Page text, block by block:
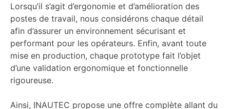
Lorsqu’il s’agit d’ergonomie et d’amélioration des
postes de travail, nous considérons chaque détail
afin d’assurer un environnement sécurisant et
performant pour les opérateurs. Enfin, avant toute
mise en production, chaque prototype fait l’objet
d’une validation ergonomique et fonctionnelle
rigoureuse.
Ainsi, INAUTEC propose une offre complète allant du